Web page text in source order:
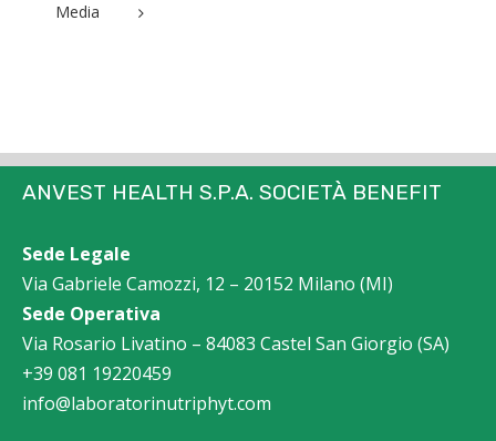
Media
ANVEST HEALTH S.P.A. SOCIETÀ BENEFIT
Sede Legale
Via Gabriele Camozzi, 12 – 20152 Milano (MI)
Sede Operativa
Via Rosario Livatino – 84083 Castel San Giorgio (SA)
+39 081 19220459
info@laboratorinutriphyt.com